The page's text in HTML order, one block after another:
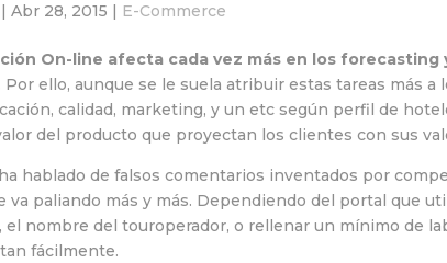
|Abr 28, 2015 | E-Commerce
On-line afecta cada vez más en los
. Por ello, aunque se le suela atribuir estas tareas más
calidad, marketing, y un etc según perfil de
del producto que proyectan los clientes con sus
hablado de falsos comentarios inventados por
va paliando más y más. Dependiendo del portal que
el nombre del touroperador, o rellenar un mínimo de
fácilmente.